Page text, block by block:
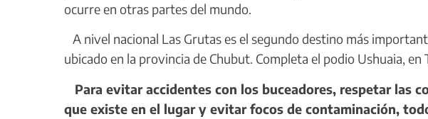
ocurre en otras partes del mundo.
A nivel nacional Las Grutas es el segundo destino más
ubicado en la provincia de Chubut. Completa el podio Ushuaia, en
Para evitar accidentes con los buceadores, respetar las
que existe en el lugar y evitar focos de contaminación,